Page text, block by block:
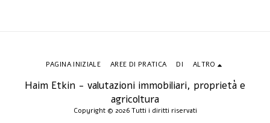
Haim Etkin - valutazioni immobiliari, proprietà e
agricoltura
Copyright © 2026 Tutti i diritti riservati
PAGINA INIZIALE AREE DI PRATICA DI ALTRO